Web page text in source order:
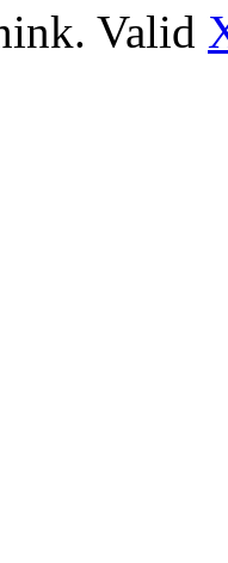
Valid